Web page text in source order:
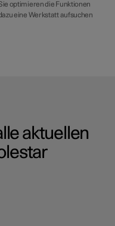
optimieren die Funktionen
eine Werkstatt aufsuchen
aktuellen